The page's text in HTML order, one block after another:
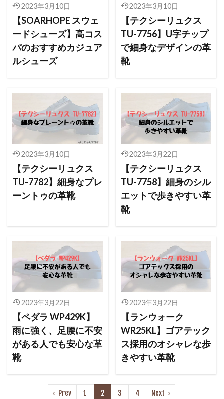
2023年3月10日
【SOARHOPE スウェ
ードシューズ】高コス
パのおすすめカジュア
ルシューズ
2023年3月10日
【テクシーリュクス
TU-7756】U字チップ
で細身なデザインの革
靴
2023年3月10日
【テクシーリュクス
TU-7782】細身なプレ
ーントゥの革靴
2023年3月22日
【テクシーリュクス
TU-7758】細身のシル
エットで歩きやすい革
靴
2023年3月22日
【ペダラ WP429K】
雨に強く、足腰に不安
がある人でも安心な革
靴
2023年3月22日
【ランウォーク
WR25KL】ゴアテック
ス採用のオシャレな歩
きやすい革靴
Prev 1 2 3 4 Next